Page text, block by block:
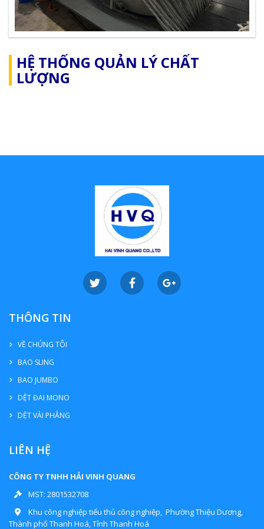
HỆ THỐNG QUẢN LÝ CHẤT
LƯỢNG
THÔNG TIN
VỀ CHÚNG TÔI
BAO SLING
BAO JUMBO
DỆT ĐAI MONO
DỆT VẢI PHẲNG
LIÊN HỆ
CÔNG TY TNHH HẢI VINH QUANG
MST: 2801532708
Khu công nghiệp tiểu thủ công nghiệp, Phường Thiệu Dương,
Thành phố Thanh Hoá, Tỉnh Thanh Hoá